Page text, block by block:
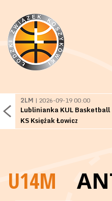
2LM | 2026-09-19 00:00
Lublinianka KUL Basketball
KS Księżak Łowicz
U14M